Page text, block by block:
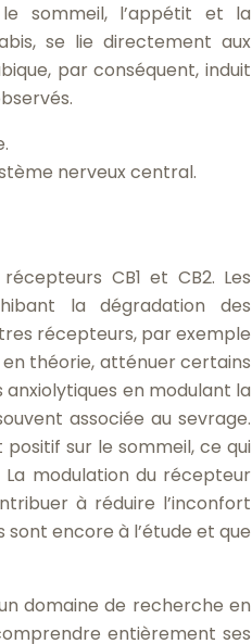
le sommeil, l’appétit et la
se lie directement aux
par conséquent, induit
nerveux central.
CB1 et CB2. Les
la dégradation des
récepteurs, par exemple
théorie, atténuer certains
en modulant la
associée au sevrage.
sur le sommeil, ce qui
modulation du récepteur
à réduire l’inconfort
encore à l’étude et que
domaine de recherche en
entièrement ses